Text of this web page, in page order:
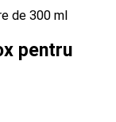
pentru